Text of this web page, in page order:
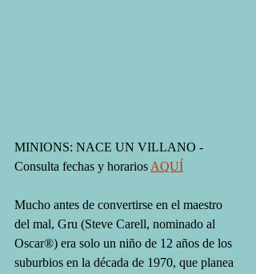
MINIONS: NACE UN VILLANO -
Consulta fechas y horarios AQUÍ
Mucho antes de convertirse en el maestro
del mal, Gru (Steve Carell, nominado al
Oscar®) era solo un niño de 12 años de los
suburbios en la década de 1970, que planea